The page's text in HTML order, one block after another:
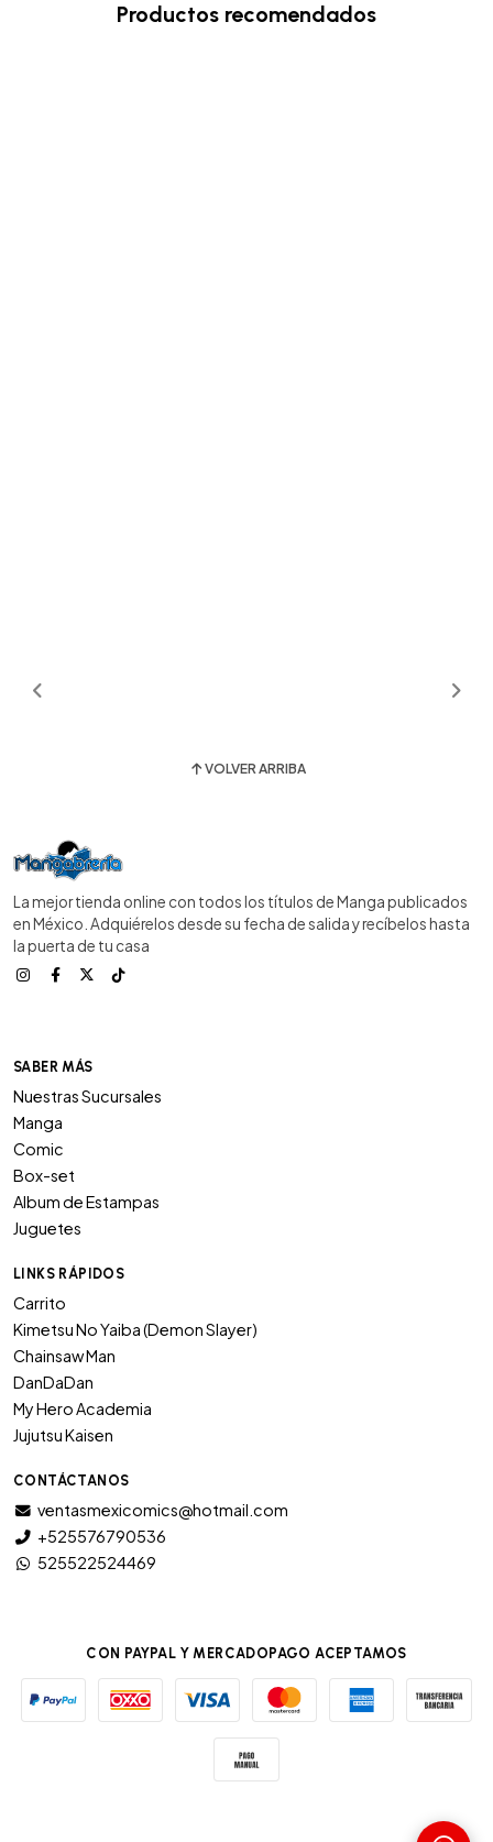
Productos recomendados
VOLVER ARRIBA
La mejor tienda online con todos los títulos de Manga publicados
en México. Adquiérelos desde su fecha de salida y recíbelos hasta
la puerta de tu casa
SABER MÁS
Nuestras Sucursales
Manga
Comic
Box-set
Album de Estampas
Juguetes
LINKS RÁPIDOS
Carrito
Kimetsu No Yaiba (Demon Slayer)
Chainsaw Man
DanDaDan
My Hero Academia
Jujutsu Kaisen
CONTÁCTANOS
ventasmexicomics@hotmail.com
+525576790536
525522524469
CON PAYPAL Y MERCADOPAGO ACEPTAMOS